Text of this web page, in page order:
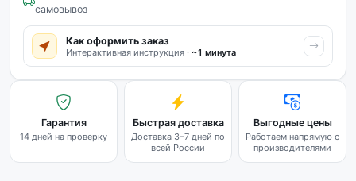
самовывоз
Как оформить заказ
Интерактивная инструкция · ~1 минута
Гарантия
14 дней на проверку
Быстрая доставка
Доставка 3–7 дней по
всей России
Выгодные цены
Работаем напрямую с
производителями